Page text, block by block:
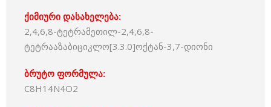
ქიმიური დასახელება:
2,4,6,8-ტეტრამეთილ-2,4,6,8-
ტეტრააზაბიციკლო[3.3.0]ოქტან-3,7-დიონი
ბრუტო ფორმულა:
C8H14N4O2